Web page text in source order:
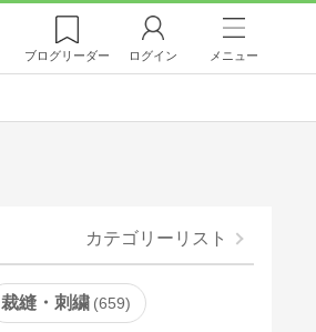
ブログリーダー ログイン メニュー
カテゴリーリスト
裁縫・刺繍 659